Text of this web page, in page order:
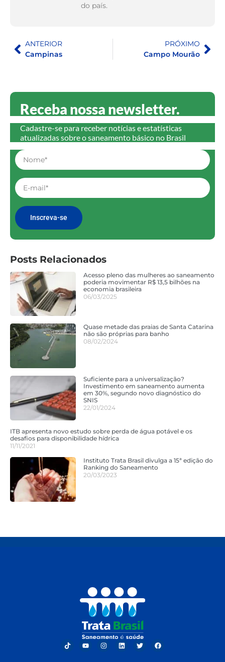
do país.
ANTERIOR
Campinas
PRÓXIMO
Campo Mourão
Receba nossa newsletter.
Cadastre-se para receber notícias e estatísticas
atualizadas sobre o saneamento básico no Brasil
Inscreva-se
Posts Relacionados
Acesso pleno das mulheres ao saneamento
poderia movimentar R$ 13,5 bilhões na
economia brasileira
06/03/2025
Quase metade das praias de Santa Catarina
não são próprias para banho
08/02/2024
Suficiente para a universalização?
Investimento em saneamento aumenta
em 30%, segundo novo diagnóstico do
SNIS
22/01/2024
ITB apresenta novo estudo sobre perda de água potável e os
desafios para disponibilidade hídrica
11/11/2021
Instituto Trata Brasil divulga a 15ª edição do
Ranking do Saneamento
20/03/2023